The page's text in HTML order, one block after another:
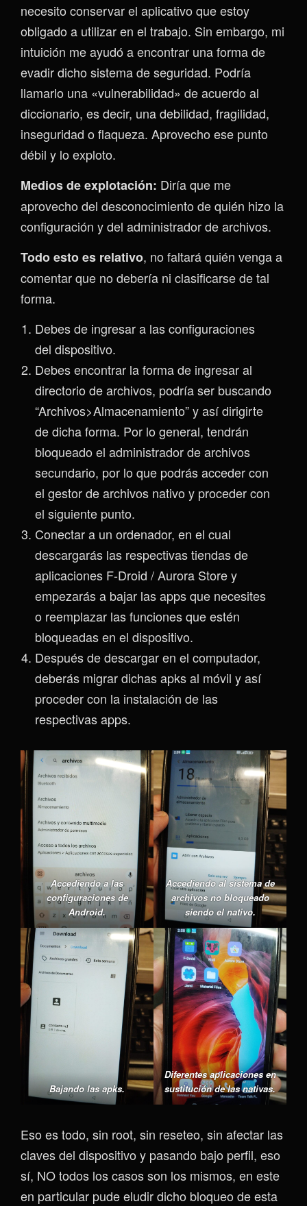
necesito conservar el aplicativo que estoy
obligado a utilizar en el trabajo. Sin embargo, mi
intuición me ayudó a encontrar una forma de
evadir dicho sistema de seguridad. Podría
llamarlo una «vulnerabilidad» de acuerdo al
diccionario, es decir, una debilidad, fragilidad,
inseguridad o flaqueza. Aprovecho ese punto
débil y lo exploto.
Medios de explotación: Diría que me
aprovecho del desconocimiento de quién hizo la
configuración y del administrador de archivos.
Todo esto es relativo, no faltará quién venga a
comentar que no debería ni clasificarse de tal
forma.
Debes de ingresar a las configuraciones
del dispositivo.
Debes encontrar la forma de ingresar al
directorio de archivos, podría ser buscando
“Archivos>Almacenamiento” y así dirigirte
de dicha forma. Por lo general, tendrán
bloqueado el administrador de archivos
secundario, por lo que podrás acceder con
el gestor de archivos nativo y proceder con
el siguiente punto.
Conectar a un ordenador, en el cual
descargarás las respectivas tiendas de
aplicaciones F-Droid / Aurora Store y
empezarás a bajar las apps que necesites
o reemplazar las funciones que estén
bloqueadas en el dispositivo.
Después de descargar en el computador,
deberás migrar dichas apks al móvil y así
proceder con la instalación de las
respectivas apps.
Accediendo a las
configuraciones de
Android.
Accediendo al sistema de
archivos no bloqueado
siendo el nativo.
Bajando las apks.
Diferentes aplicaciones en
sustitución de las nativas.
Eso es todo, sin root, sin reseteo, sin afectar las
claves del dispositivo y pasando bajo perfil, eso
sí, NO todos los casos son los mismos, en este
en particular pude eludir dicho bloqueo de esta